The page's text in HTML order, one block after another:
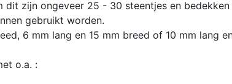
dit zijn ongeveer 25 - 30 steentjes en
gebruikt worden.
6 mm lang en 15 mm breed of 10 mm lang
o.a. :